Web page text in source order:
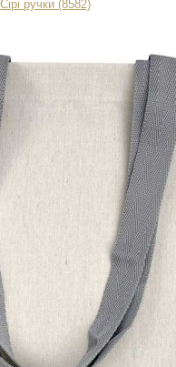
ручки (8582)